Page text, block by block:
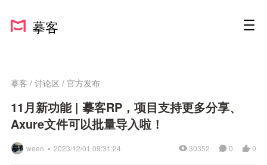
摹客
摹客 / 讨论区 / 官方发布
11月新功能 | 摹客RP，项目支持更多分享、
Axure文件可以批量导入啦！
ween ▪ 2023/12/01 09:31:24 0
0
30352